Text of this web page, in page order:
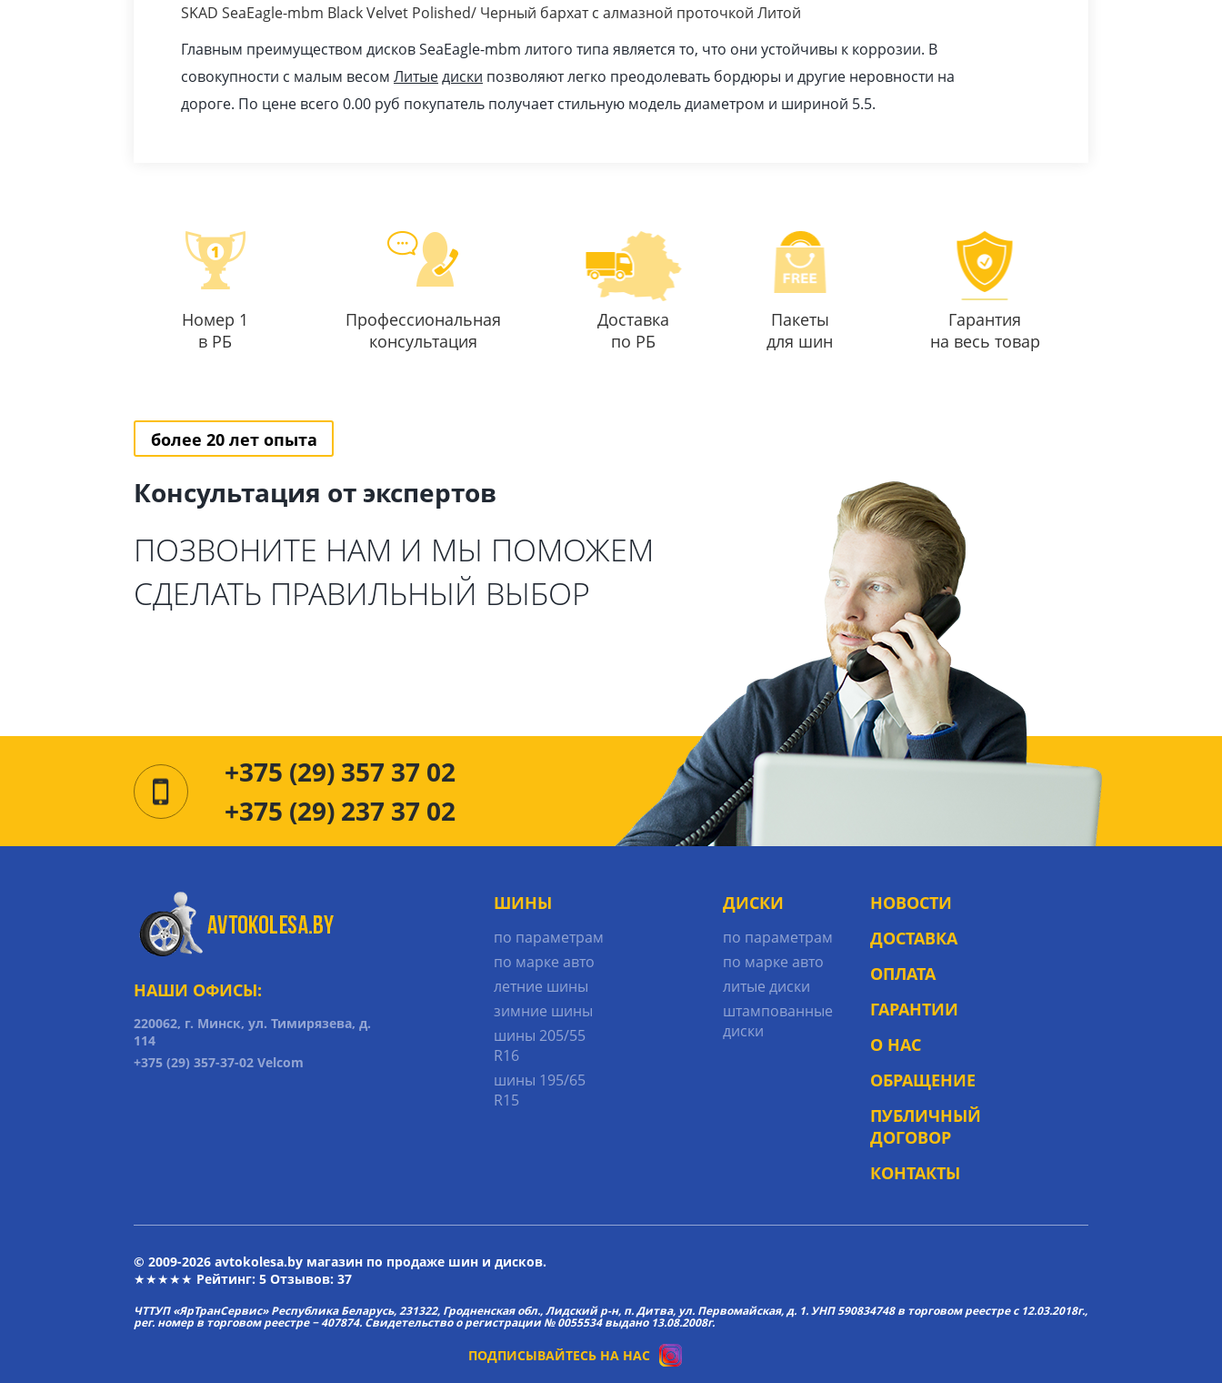
SKAD SeaEagle-mbm Black Velvet Polished/ Черный бархат с алмазной проточкой Литой
Главным преимуществом дисков SeaEagle-mbm литого типа является то, что они устойчивы к коррозии. В
совокупности с малым весом Литыедиски позволяют легко преодолевать бордюры и другие неровности на
дороге. По цене всего 0.00 pуб покупатель получает стильную модель диаметром и шириной 5.5.
Номер 1
в РБ
Профессиональная
консультация
Доставка
по РБ
Пакеты
для шин
Гарантия
на весь товар
более 20 лет опыта
Консультация от экспертов
ПОЗВОНИТЕ НАМ И МЫ ПОМОЖЕМ
СДЕЛАТЬ ПРАВИЛЬНЫЙ ВЫБОР
+375 (29) 357 37 02
+375 (29) 237 37 02
НАШИ ОФИСЫ:
220062, г. Минск, ул. Тимирязева, д.
114
+375 (29) 357-37-02 Velcom
ШИНЫ
по параметрам
по марке авто
летние шины
зимние шины
шины 205/55
R16
шины 195/65
R15
ДИСКИ
по параметрам
по марке авто
литые диски
штампованные
диски
НОВОСТИ
ДОСТАВКА
ОПЛАТА
ГАРАНТИИ
О НАС
ОБРАЩЕНИЕ
ПУБЛИЧНЫЙ
ДОГОВОР
КОНТАКТЫ
© 2009-2026 avtokolesa.by магазин по продаже шин и дисков.
★★★★★ Рейтинг: 5 Отзывов: 37
ЧТТУП «ЯрТранСервис» Республика Беларусь, 231322, Гродненская обл., Лидский р-н, п. Дитва, ул. Первомайская, д. 1. УНП 590834748 в торговом реестре с 12.03.2018г.,
рег. номер в торговом реестре − 407874. Свидетельство о регистрации № 0055534 выдано 13.08.2008г.
ПОДПИСЫВАЙТЕСЬ НА НАС